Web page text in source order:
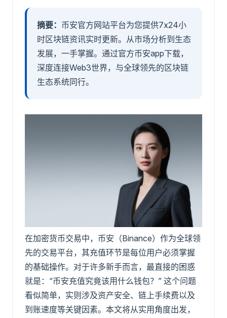
摘要： 币安官方网站平台为您提供7x24小
时区块链资讯实时更新。从市场分析到生态
发展，一手掌握。通过官方币安app下载，
深度连接Web3世界，与全球领先的区块链
生态系统同行。
在加密货币交易中，币安（Binance）作为全球领
先的交易平台，其充值环节是每位用户必须掌握
的基础操作。对于许多新手而言，最直接的困惑
就是：“币安充值究竟该用什么钱包？” 这个问题
看似简单，实则涉及资产安全、链上手续费以及
到账速度等关键因素。本文将从实用角度出发，